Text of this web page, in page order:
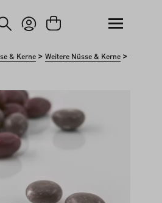
& Kerne > Weitere Nüsse & Kerne >